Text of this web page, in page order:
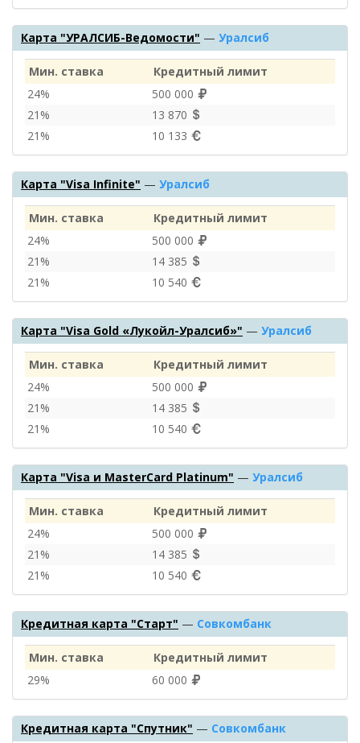
Карта "УРАЛСИБ-Ведомости" — Уралсиб
Мин. ставка
Кредитный лимит
24%
500 000
21%
13 870
21%
10 133
Карта "Visa Infinite" — Уралсиб
Мин. ставка
Кредитный лимит
24%
500 000
21%
14 385
21%
10 540
Карта "Visa Gold «Лукойл-Уралсиб»" — Уралсиб
Мин. ставка
Кредитный лимит
24%
500 000
21%
14 385
21%
10 540
Карта "Visa и MasterCard Platinum" — Уралсиб
Мин. ставка
Кредитный лимит
24%
500 000
21%
14 385
21%
10 540
Кредитная карта "Старт" — Совкомбанк
Мин. ставка
Кредитный лимит
29%
60 000
Кредитная карта "Спутник" — Совкомбанк